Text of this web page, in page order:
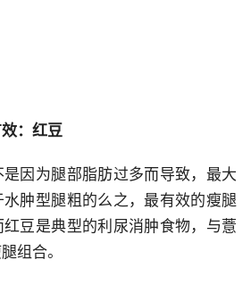
：红豆
因为腿部脂肪过多而导致，最大
肿型腿粗的么之，最有效的瘦腿
豆是典型的利尿消肿食物，与薏
组合。